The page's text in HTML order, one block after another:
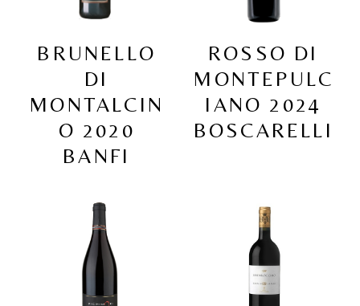
BRUNELLO
DI
MONTALCIN
O 2020
BANFI
ROSSO DI
MONTEPULC
IANO 2024
BOSCARELLI